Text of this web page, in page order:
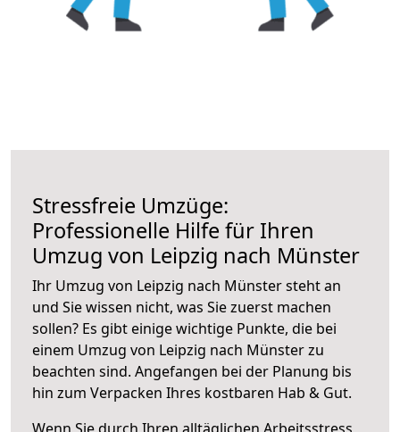
Stressfreie Umzüge:
Professionelle Hilfe für Ihren
Umzug von Leipzig nach Münster
Ihr Umzug von Leipzig nach Münster steht an
und Sie wissen nicht, was Sie zuerst machen
sollen? Es gibt einige wichtige Punkte, die bei
einem Umzug von Leipzig nach Münster zu
beachten sind. Angefangen bei der Planung bis
hin zum Verpacken Ihres kostbaren Hab & Gut.